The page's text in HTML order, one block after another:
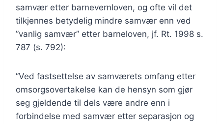
samvær etter barnevernloven, og ofte vil det
tilkjennes betydelig mindre samvær enn ved
”vanlig samvær” etter barneloven, jf. Rt. 1998 s.
787 (s. 792):
”Ved fastsettelse av samværets omfang etter
omsorgsovertakelse kan de hensyn som gjør
seg gjeldende til dels være andre enn i
forbindelse med samvær etter separasjon og